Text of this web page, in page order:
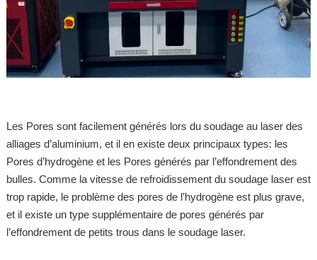
Les Pores sont facilement générés lors du soudage au laser des
alliages d’aluminium, et il en existe deux principaux types: les
Pores d’hydrogène et les Pores générés par l’effondrement des
bulles. Comme la vitesse de refroidissement du soudage laser est
trop rapide, le problème des pores de l’hydrogène est plus grave,
et il existe un type supplémentaire de pores générés par
l’effondrement de petits trous dans le soudage laser.